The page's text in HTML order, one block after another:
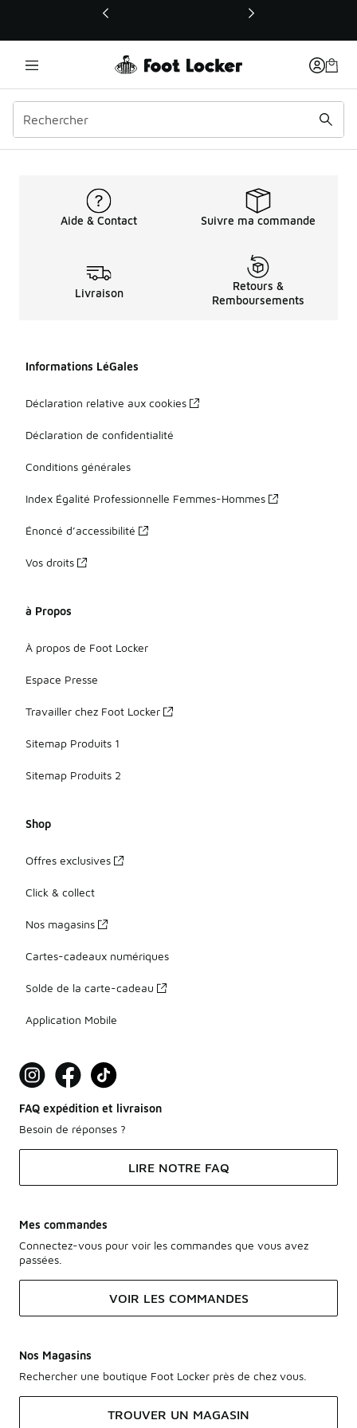
Ce lien ouvrira une nouvelle fenêtre
Hauts de Survêtements
Aide & Contact Suivre ma commande
Livraison
Retours &
Remboursements
Informations LéGales
Déclaration relative aux cookies
Déclaration de confidentialité
Conditions générales
Index Égalité Professionnelle Femmes-Hommes
Énoncé d’accessibilité
Vos droits
à Propos
À propos de Foot Locker
Espace Presse
Travailler chez Foot Locker
Sitemap Produits 1
Sitemap Produits 2
Shop
Offres exclusives
Click & collect
Nos magasins
Cartes-cadeaux numériques
Solde de la carte-cadeau
Application Mobile
FAQ expédition et livraison
Besoin de réponses ?
LIRE NOTRE FAQ
Mes commandes
Connectez-vous pour voir les commandes que vous avez
passées.
VOIR LES COMMANDES
Nos Magasins
Rechercher une boutique Foot Locker près de chez vous.
TROUVER UN MAGASIN